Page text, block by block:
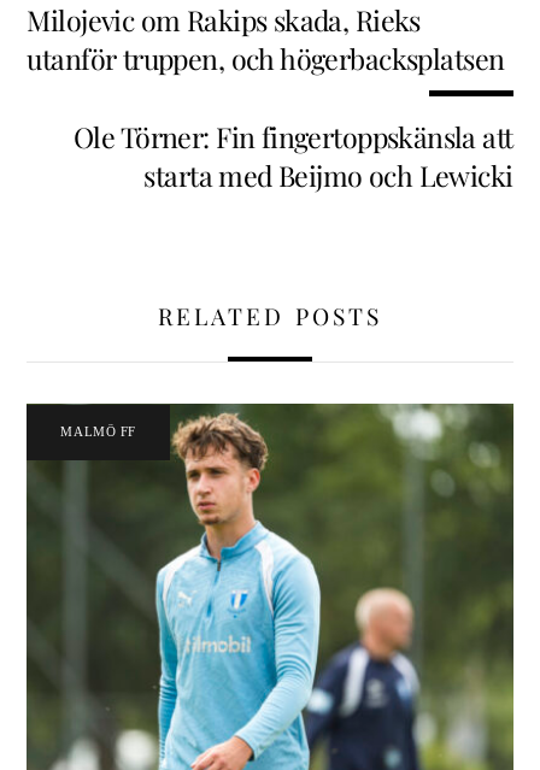
Milojevic om Rakips skada, Rieks
utanför truppen, och högerbacksplatsen
Ole Törner: Fin fingertoppskänsla att
starta med Beijmo och Lewicki
RELATED POSTS
MALMÖ FF